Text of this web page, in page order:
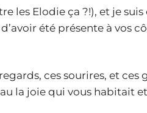
les Elodie ça ?!), et je
été présente à vos
ces sourires, et ces
la joie qui vous habitait